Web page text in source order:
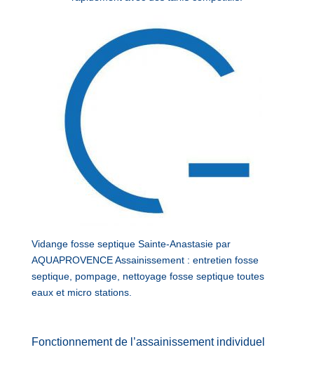
Vidange fosse septique Sainte-Anastasie par
AQUAPROVENCE Assainissement : entretien fosse
septique, pompage, nettoyage fosse septique toutes
eaux et micro stations.
Fonctionnement de l’assainissement individuel